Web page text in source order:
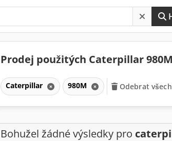
Prodej použitých Caterpillar 980M
Caterpillar 980M Odebrat
Bohužel žádné výsledky pro